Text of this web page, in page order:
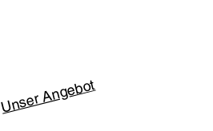
Unser Angebot